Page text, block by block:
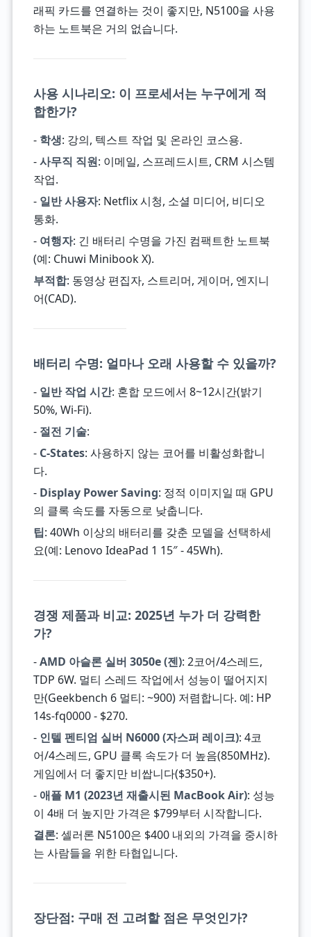
래픽 카드를 연결하는 것이 좋지만, N5100을 사용
하는 노트북은 거의 없습니다.
사용 시나리오: 이 프로세서는 누구에게 적
합한가?
- 학생: 강의, 텍스트 작업 및 온라인 코스용.
-사무직 직원: 이메일, 스프레드시트, CRM 시스템
작업.
- 일반 사용자: Netflix 시청, 소셜 미디어, 비디오
통화.
- 여행자: 긴 배터리 수명을 가진 컴팩트한 노트북
(예: Chuwi Minibook X).
부적합: 동영상 편집자, 스트리머, 게이머, 엔지니
어(CAD).
배터리 수명: 얼마나 오래 사용할 수 있을까?
- 일반 작업 시간: 혼합 모드에서 8~12시간(밝기
50%, Wi-Fi).
- 절전 기술:
- C-States: 사용하지 않는 코어를 비활성화합니
다.
- Display Power Saving: 정적 이미지일 때 GPU
의 클록 속도를 자동으로 낮춥니다.
팁: 40Wh 이상의 배터리를 갖춘 모델을 선택하세
요(예: Lenovo IdeaPad 1 15″ - 45Wh).
경쟁 제품과 비교: 2025년 누가 더 강력한
가?
-AMD 아슬론 실버 3050e (젠): 2코어/4스레드,
TDP 6W. 멀티 스레드 작업에서 성능이 떨어지지
만(Geekbench 6 멀티: ~900) 저렴합니다. 예: HP
14s-fq0000 - $270.
- 인텔 펜티엄 실버 N6000 (자스퍼 레이크): 4코
어/4스레드, GPU 클록 속도가 더 높음(850MHz).
게임에서 더 좋지만 비쌉니다($350+).
- 애플 M1 (2023년 재출시된 MacBook Air): 성능
이 4배 더 높지만 가격은 $799부터 시작합니다.
결론: 셀러론 N5100은 $400 내외의 가격을 중시하
는 사람들을 위한 타협입니다.
장단점: 구매 전 고려할 점은 무엇인가?